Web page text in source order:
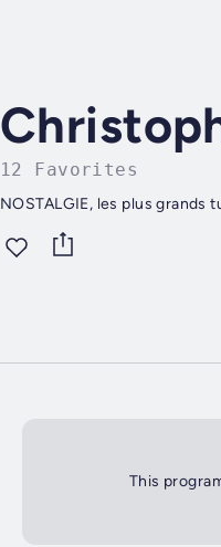
12 Favorites
NOSTALGIE, les plus grands
This